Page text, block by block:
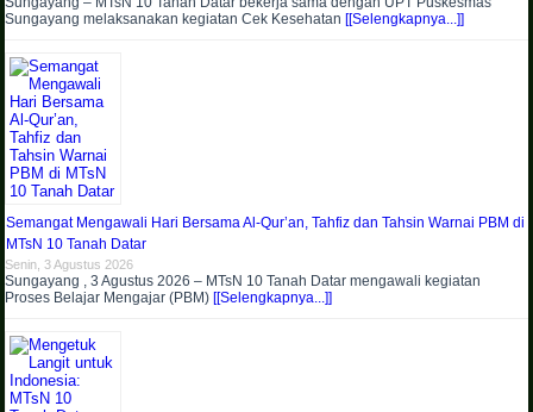
Sungayang melaksanakan kegiatan Cek Kesehatan [[Selengkapnya...]]
Semangat Mengawali Hari Bersama Al-Qur’an, Tahfiz dan Tahsin Warnai PBM di
MTsN 10 Tanah Datar
Senin, 3 Agustus 2026
Sungayang , 3 Agustus 2026 – MTsN 10 Tanah Datar mengawali kegiatan
Proses Belajar Mengajar (PBM) [[Selengkapnya...]]